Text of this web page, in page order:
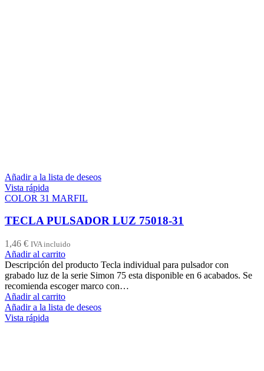
Añadir a la lista de deseos
Vista rápida
COLOR 31 MARFIL
TECLA PULSADOR LUZ 75018-31
1,46 € IVA incluido
Añadir al carrito
Descripción del producto Tecla individual para pulsador con
grabado luz de la serie Simon 75 esta disponible en 6 acabados. Se
recomienda escoger marco con…
Añadir al carrito
Añadir a la lista de deseos
Vista rápida